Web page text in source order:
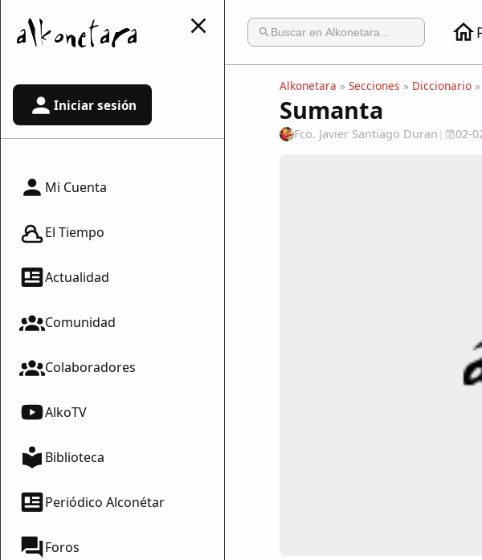
Iniciar sesión
Mi Cuenta
El Tiempo
Actualidad
Comunidad
Colaboradores
AlkoTV
Biblioteca
Periódico Alconétar
Foros
Alkonetara » Secciones » Diccionario
Sumanta
Fco. Javier Santiago Duran | 02-